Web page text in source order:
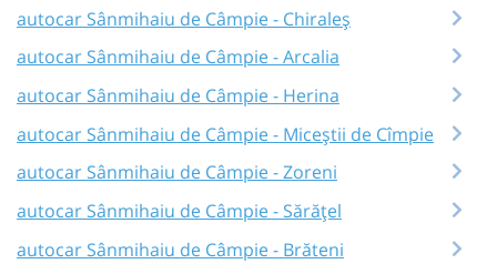
autocar Sânmihaiu de Câmpie - Chiraleș
autocar Sânmihaiu de Câmpie - Arcalia
autocar Sânmihaiu de Câmpie - Herina
autocar Sânmihaiu de Câmpie - Miceștii de Cîmpie
autocar Sânmihaiu de Câmpie - Zoreni
autocar Sânmihaiu de Câmpie - Sărățel
autocar Sânmihaiu de Câmpie - Brăteni